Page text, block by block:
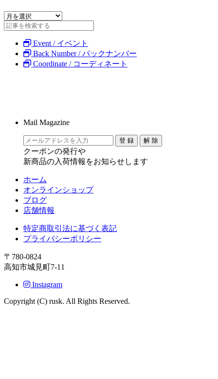
Event / イベント
Back Number / バックナンバー
Coordinate / コーディネート
Mail Magazine
クーポンの発行や
新商品の入荷情報をお知らせします
ホーム
オンラインショップ
ブログ
店舗情報
特定商取引法に基づく表記
プライバシーポリシー
〒780-0824
高知市城見町7-11
Instagram
Copyright (C) rusk. All Rights Reserved.